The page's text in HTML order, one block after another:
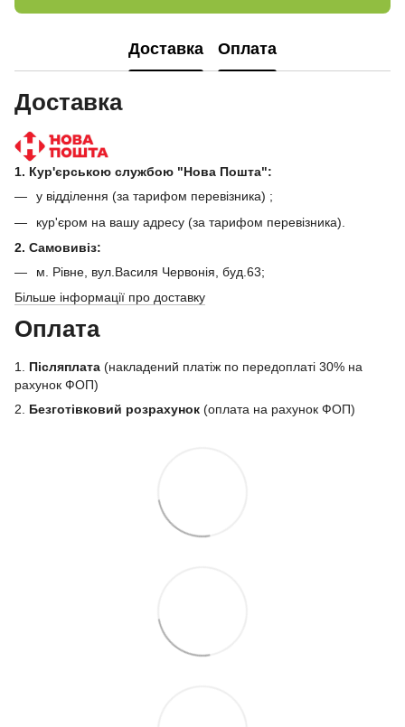
Доставка Оплата
Доставка
1. Кур'єрською службою "Нова Пошта":
у відділення (за тарифом перевізника) ;
кур'єром на вашу адресу (за тарифом перевізника).
2. Самовивіз:
м. Рівне, вул.Василя Червонія, буд.63;
Більше інформації про доставку
Оплата
1. Післяплата (накладений платіж по передоплаті 30% на
рахунок ФОП)
2. Безготівковий розрахунок (оплата на рахунок ФОП)